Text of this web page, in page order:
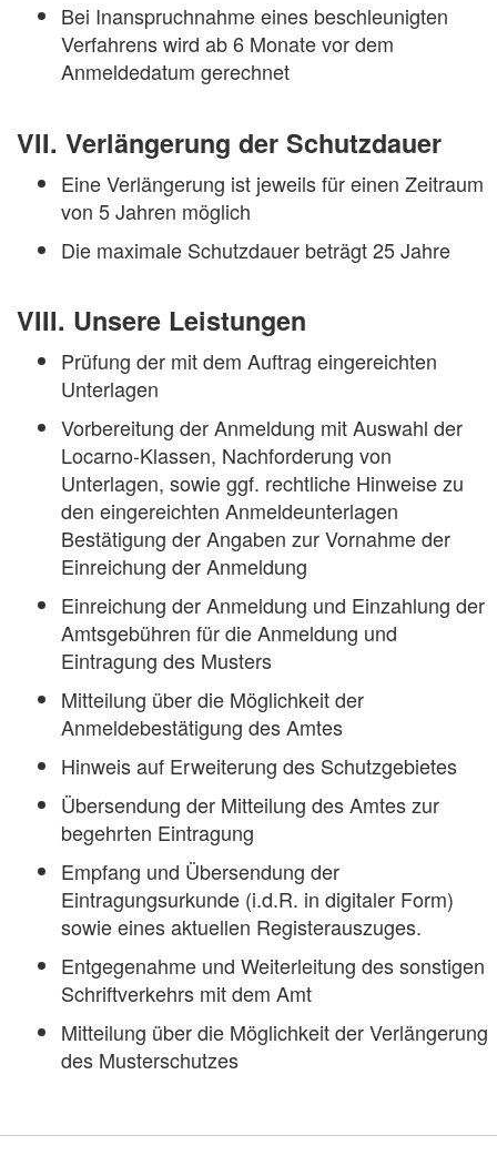
Bei Inanspruchnahme eines beschleunigten
Verfahrens wird ab 6 Monate vor dem
Anmeldedatum gerechnet
VII. Verlängerung der Schutzdauer
Eine Verlängerung ist jeweils für einen Zeitraum
von 5 Jahren möglich
Die maximale Schutzdauer beträgt 25 Jahre
VIII. Unsere Leistungen
Prüfung der mit dem Auftrag eingereichten
Unterlagen
Vorbereitung der Anmeldung mit Auswahl der
Locarno-Klassen, Nachforderung von
Unterlagen, sowie ggf. rechtliche Hinweise zu
den eingereichten Anmeldeunterlagen
Bestätigung der Angaben zur Vornahme der
Einreichung der Anmeldung
Einreichung der Anmeldung und Einzahlung der
Amtsgebühren für die Anmeldung und
Eintragung des Musters
Mitteilung über die Möglichkeit der
Anmeldebestätigung des Amtes
Hinweis auf Erweiterung des Schutzgebietes
Übersendung der Mitteilung des Amtes zur
begehrten Eintragung
Empfang und Übersendung der
Eintragungsurkunde (i.d.R. in digitaler Form)
sowie eines aktuellen Registerauszuges.
Entgegenahme und Weiterleitung des sonstigen
Schriftverkehrs mit dem Amt
Mitteilung über die Möglichkeit der Verlängerung
des Musterschutzes